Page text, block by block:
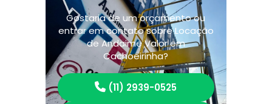
Gostaria de um orçamento ou
entrar em contato sobre Locação
de Andaime Valor em
Cachoeirinha?
(11) 2939-0525